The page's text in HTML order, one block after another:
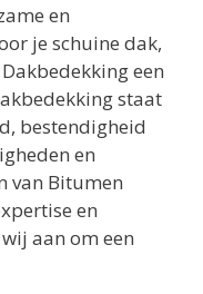
en
je schuine dak,
een
staat
bestendigheid
en
van Bitumen
en
aan om een